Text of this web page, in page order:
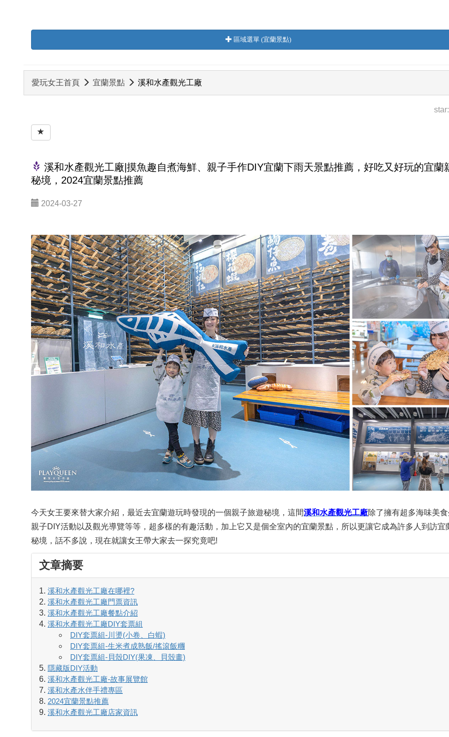
區域選單 (宜蘭景點)
愛玩女王首頁 宜蘭景點 溪和水產觀光工廠
star:
溪和水產觀光工廠|摸魚趣自煮海鮮、親子手作DIY宜蘭下雨天景點推薦，好吃又好玩的宜蘭
秘境，2024宜蘭景點推薦
2024-03-27
今天女王要來替大家介紹，最近去宜蘭遊玩時發現的一個親子旅遊秘境，這間溪和水產觀光工廠除了擁有超多海味美
親子DIY活動以及觀光導覽等等，超多樣的有趣活動，加上它又是個全室內的宜蘭景點，所以更讓它成為許多人到訪宜
秘境，話不多說，現在就讓女王帶大家去一探究竟吧!
文章摘要
溪和水產觀光工廠在哪裡?
溪和水產觀光工廠門票資訊
溪和水產觀光工廠餐點介紹
溪和水產觀光工廠DIY套票組
DIY套票組-川燙(小卷、白蝦)
DIY套票組-生米煮成熟飯/搖滾飯糰
DIY套票組-貝殼DIY(果凍、貝殼畫)
隱藏版DIY活動
溪和水產觀光工廠-故事展覽館
溪和水產水伴手禮專區
2024宜蘭景點推薦
溪和水產觀光工廠店家資訊